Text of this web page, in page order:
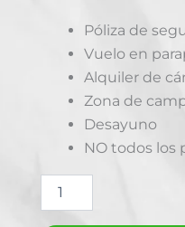
Póliza de
Vuelo en
Alquiler de
Zona de
Desayuno
NO todos los